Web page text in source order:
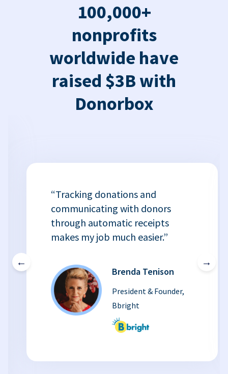
100,000+
nonprofits
worldwide have
raised $3B with
Donorbox
←
“Tracking donations and
communicating with donors
through automatic receipts
makes my job much easier.”
Brenda Tenison
President & Founder,
Bbright
→